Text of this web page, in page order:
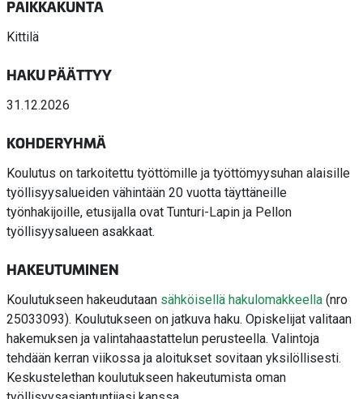
PAIKKAKUNTA
Kittilä
HAKU PÄÄTTYY
31.12.2026
KOHDERYHMÄ
Koulutus on tarkoitettu työttömille ja työttömyysuhan alaisille
työllisyysalueiden vähintään 20 vuotta täyttäneille
työnhakijoille, etusijalla ovat Tunturi-Lapin ja Pellon
työllisyysalueen asakkaat.
HAKEUTUMINEN
Koulutukseen hakeudutaan sähköisellä hakulomakkeella (nro
25033093). Koulutukseen on jatkuva haku. Opiskelijat valitaan
hakemuksen ja valintahaastattelun perusteella. Valintoja
tehdään kerran viikossa ja aloitukset sovitaan yksilöllisesti.
Keskustelethan koulutukseen hakeutumista oman